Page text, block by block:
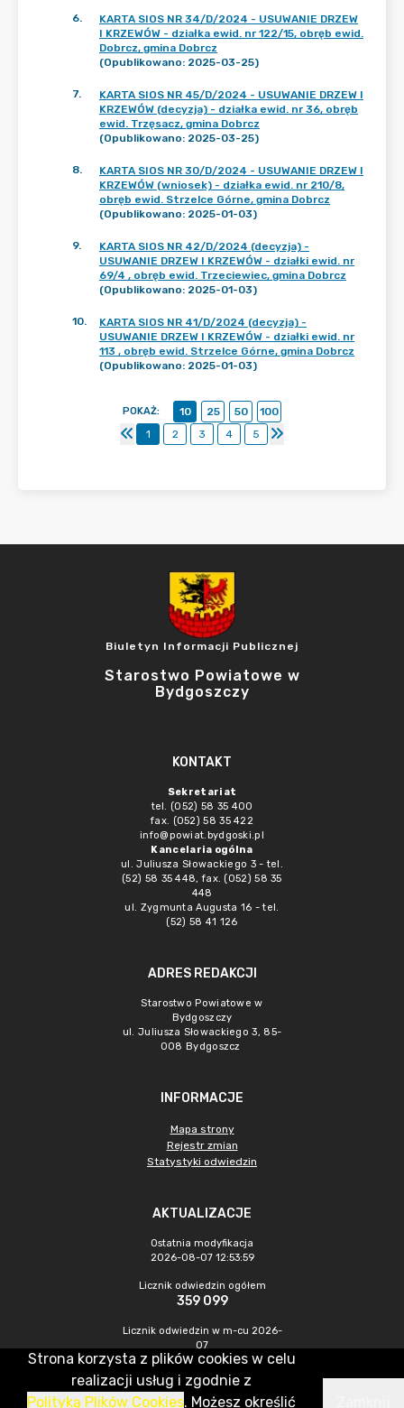
6.
KARTA SIOS NR 34/D/2024 - USUWANIE DRZEW
I KRZEWÓW - działka ewid. nr 122/15, obręb ewid.
Dobrcz, gmina Dobrcz
(Opublikowano: 2025-03-25)
7.
KARTA SIOS NR 45/D/2024 - USUWANIE DRZEW I
KRZEWÓW (decyzja) - działka ewid. nr 36, obręb
ewid. Trzęsacz, gmina Dobrcz
(Opublikowano: 2025-03-25)
8.
KARTA SIOS NR 30/D/2024 - USUWANIE DRZEW I
KRZEWÓW (wniosek) - działka ewid. nr 210/8,
obręb ewid. Strzelce Górne, gmina Dobrcz
(Opublikowano: 2025-01-03)
9.
KARTA SIOS NR 42/D/2024 (decyzja) -
USUWANIE DRZEW I KRZEWÓW - działki ewid. nr
69/4 , obręb ewid. Trzeciewiec, gmina Dobrcz
(Opublikowano: 2025-01-03)
10.
KARTA SIOS NR 41/D/2024 (decyzja) -
USUWANIE DRZEW I KRZEWÓW - działki ewid. nr
113 , obręb ewid. Strzelce Górne, gmina Dobrcz
(Opublikowano: 2025-01-03)
POKAŻ: 10 25 50
100
1
2 3 4 5
Biuletyn Informacji Publicznej
Starostwo Powiatowe w
Bydgoszczy
KONTAKT
Sekretariat
tel. (052) 58 35 400
fax. (052) 58 35 422
info@powiat.bydgoski.pl
Kancelaria ogólna
ul. Juliusza Słowackiego 3 - tel.
(52) 58 35 448, fax. (052) 58 35
448
ul. Zygmunta Augusta 16 - tel.
(52) 58 41 126
ADRES REDAKCJI
Starostwo Powiatowe w
Bydgoszczy
ul. Juliusza Słowackiego 3, 85-
008 Bydgoszcz
INFORMACJE
Mapa strony
Rejestr zmian
Statystyki odwiedzin
AKTUALIZACJE
Ostatnia modyfikacja
2026-08-07 12:53:59
Licznik odwiedzin ogółem
359 099
Licznik odwiedzin w m-cu 2026-
07
994
CMS & Hosting: Nefeni Sp. z o.o.
Strona korzysta z plików cookies w celu
realizacji usług i zgodnie z
Polityką Plików Cookies. Możesz określić